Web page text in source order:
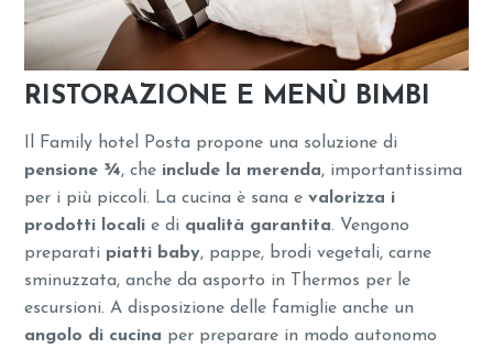
RISTORAZIONE E MENÙ BIMBI
Il Family hotel Posta propone una soluzione di
pensione ¾, che include la merenda, importantissima
per i più piccoli. La cucina è sana evalorizza i
prodotti locali e di qualità garantita. Vengono
preparati piatti baby, pappe, brodi vegetali, carne
sminuzzata, anche da asporto in Thermos per le
escursioni. A disposizione delle famiglie anche un
angolo di cucina per preparare in modo autonomo